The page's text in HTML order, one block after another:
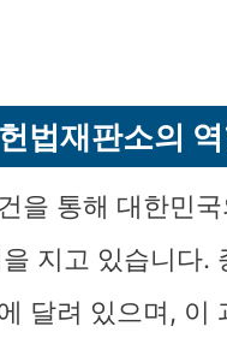
헌법재판소의
을 통해 대한민
지고 있습니다.
달려 있으며, 이